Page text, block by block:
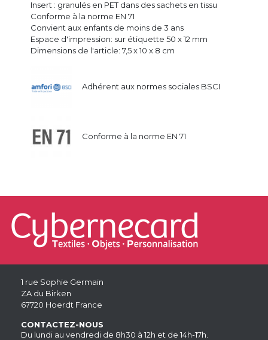
Insert : granulés en PET dans des sachets en tissu
Conforme à la norme EN 71
Convient aux enfants de moins de 3 ans
Espace d'impression: sur étiquette 50 x 12 mm
Dimensions de l'article: 7,5 x 10 x 8 cm
Adhérent aux normes sociales BSCI
Conforme à la norme EN 71
1 rue Sophie Germain
ZA du Birken
67720 Hoerdt France
CONTACTEZ-NOUS
Du lundi au vendredi de 8h30 à 12h et de 14h-17h.